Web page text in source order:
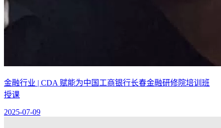
金融行业 | CDA 赋能为中国工商银行长春金融研修院培训班
授课
2025-07-09